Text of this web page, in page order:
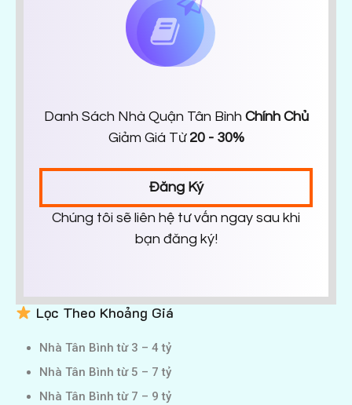
Danh Sách Nhà Quận Tân Bình Chính Chủ
Giảm Giá Từ 20 - 30%
Đăng Ký
Chúng tôi sẽ liên hệ tư vấn ngay sau khi
bạn đăng ký!
Lọc Theo Khoảng Giá
Nhà Tân Bình từ 3 – 4 tỷ
Nhà Tân Bình từ 5 – 7 tỷ
Nhà Tân Bình từ 7 – 9 tỷ